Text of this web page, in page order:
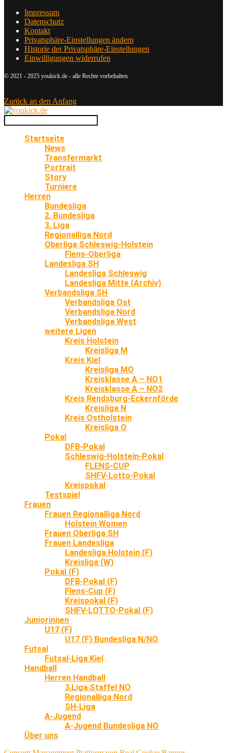
Impressum
Datenschutz
Kontakt
Privatsphäre-Einstellungen ändern
Historie der Privatsphäre-Einstellungen
Einwilligungen widerrufen
© 2021 - 2025 youkick.de - alle Rechte vorbehalten
Zurück an den Anfang
Startseite
News
Transfermarkt
Portrait
Story
Turniere
Herren
Bundesliga
2. Bundesliga
3. Liga
Regionalliga Nord
Oberliga Schleswig-Holstein
Flens-Oberliga
Landesliga SH
Landesliga Schleswig
Landesliga Mitte (Archiv)
Verbandsliga SH
Verbandsliga Ost
Verbandsliga Nord
Verbandsliga West
weitere Ligen
Kreis Holstein
Kreisliga M
Kreis Kiel
Kreisliga MO
Kreisklasse A – NO1
Kreisklasse A – NO2
Kreis Rendsburg-Eckernförde
Kreisliga N
Kreis Ostholstein
Kreisliga O
Pokal
DFB-Pokal
Schleswig-Holstein-Pokal
FLENS-CUP
SHFV-Lotto-Pokal
Kreispokal
Testspiel
Frauen
Frauen Regionalliga Nord
Holstein Women
Frauen Oberliga SH
Frauen Landesliga
Landesliga Holstein (F)
Kreisliga (W)
Pokal (F)
DFB-Pokal (F)
Flens-Cup (F)
Kreispokal (F)
SHFV-LOTTO-Pokal (F)
Juniorinnen
U17 (F)
U17 (F) Bundesliga N/NO
Futsal
Futsal-Liga Kiel
Handball
Herren Handball
3.Liga Staffel NO
Regionalliga Nord
SH-Liga
A-Jugend
A-Jugend Bundesliga NO
Über uns